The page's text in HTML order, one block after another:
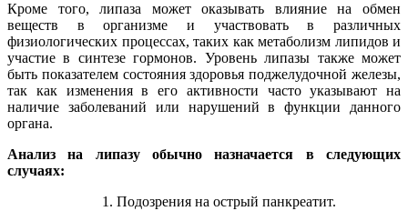
Кроме того, липаза может оказывать влияние на обмен
веществ в организме и участвовать в различных
физиологических процессах, таких как метаболизм липидов и
участие в синтезе гормонов. Уровень липазы также может
быть показателем состояния здоровья поджелудочной железы,
так как изменения в его активности часто указывают на
наличие заболеваний или нарушений в функции данного
органа.
Анализ на липазу обычно назначается в следующих
случаях:
Подозрения на острый панкреатит.